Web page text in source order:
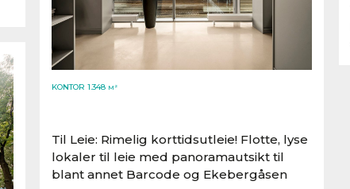
KONTOR 1.348 M²
Til Leie: Rimelig korttidsutleie! Flotte, lyse
lokaler til leie med panoramautsikt til
blant annet Barcode og Ekebergåsen